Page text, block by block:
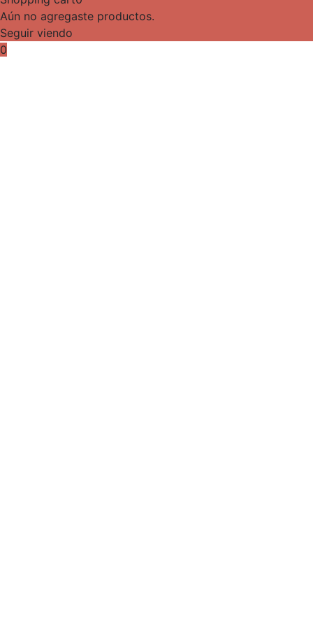
Aún no agregaste productos.
Seguir viendo
0